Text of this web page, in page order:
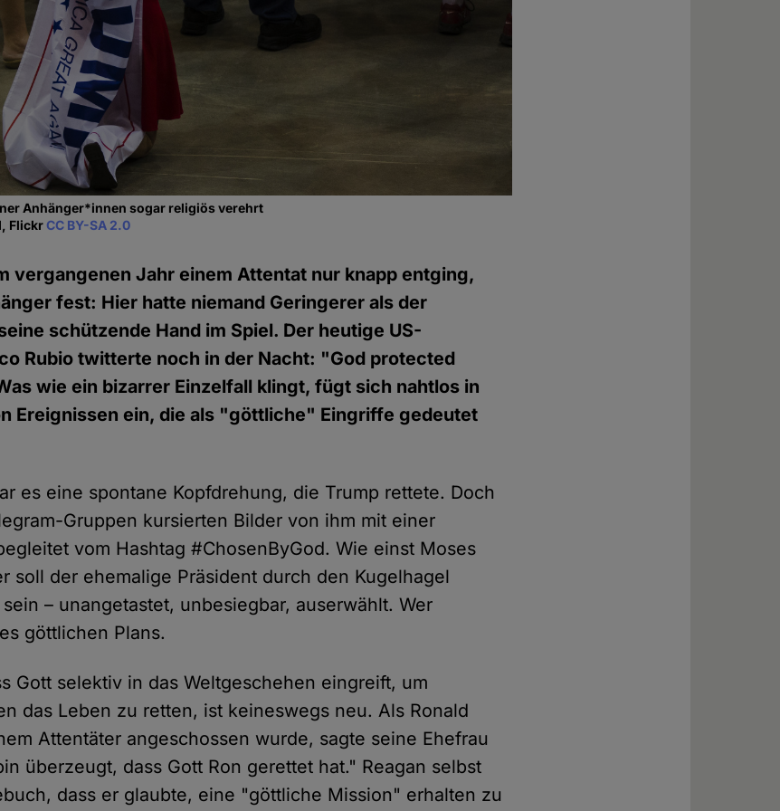
Anhänger*innen sogar religiös verehrt
FlickrCC BY-SA 2.0
vergangenen Jahr einem Attentat nur knapp entging,
fest: Hier hatte niemand Geringerer als der
schützende Hand im Spiel. Der heutige US-
Rubio twitterte noch in der Nacht: "God protected
wie ein bizarrer Einzelfall klingt, fügt sich nahtlos in
Ereignissen ein, die als "göttliche" Eingriffe gedeutet
es eine spontane Kopfdrehung, die Trump rettete. Doch
Gruppen kursierten Bilder von ihm mit einer
vom Hashtag #ChosenByGod. Wie einst Moses
soll der ehemalige Präsident durch den Kugelhagel
– unangetastet, unbesiegbar, auserwählt. Wer
göttlichen Plans.
Gott selektiv in das Weltgeschehen eingreift, um
das Leben zu retten, ist keineswegs neu. Als Ronald
Attentäter angeschossen wurde, sagte seine Ehefrau
überzeugt, dass Gott Ron gerettet hat." Reagan selbst
dass er glaubte, eine "göttliche Mission" erhalten zu